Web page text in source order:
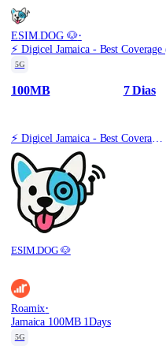
ESIM.DOG 🐶·
⚡️ Digicel Jamaica - Best
5G
100MB 7 Dias
ESIM.DOG 🐶
Roamix·
Jamaica 100MB 1Days
5G